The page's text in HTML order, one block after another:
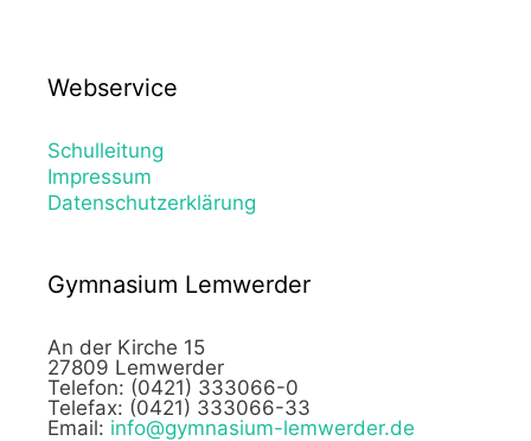
Webservice
Schulleitung
Impressum
Datenschutzerklärung
Gymnasium Lemwerder
An der Kirche 15
27809 Lemwerder
Telefon: (0421) 333066-0
Telefax: (0421) 333066-33
Email: info@gymnasium-lemwerder.de